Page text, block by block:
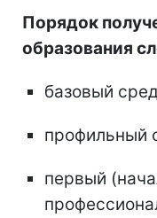
Порядок
образования
базовый
профильный
первый